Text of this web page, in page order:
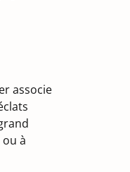
associe
à